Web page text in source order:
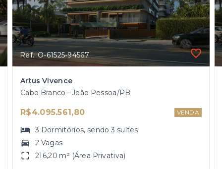
Ref.: O-61525-94567
Artus Vivence
Cabo Branco - João Pessoa/PB
R$4.095.561,80 VENDA
3 Dormitórios, sendo3 suítes
2 Vagas
216,20 m² (Área Privativa)